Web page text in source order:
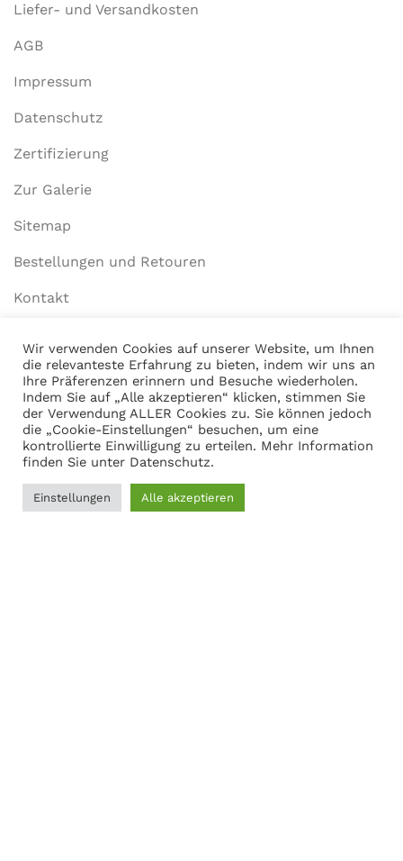
Liefer- und Versandkosten
AGB
Impressum
Datenschutz
Zertifizierung
Zur Galerie
Sitemap
Bestellungen und Retouren
Kontakt
Mein Konto
Anmelden
Warenkorb anzeigen
Adresse
Wir verwenden Cookies auf unserer Website, um Ihnen
die relevanteste Erfahrung zu bieten, indem wir uns an
Ihre Präferenzen erinnern und Besuche wiederholen.
Indem Sie auf „Alle akzeptieren“ klicken, stimmen Sie
der Verwendung ALLER Cookies zu. Sie können jedoch
die „Cookie-Einstellungen“ besuchen, um eine
kontrollierte Einwilligung zu erteilen. Mehr Information
finden Sie unter Datenschutz.
Einstellungen Alle akzeptieren